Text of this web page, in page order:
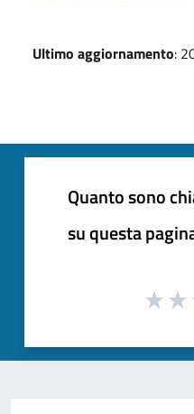
Ultimo aggiornamento:
Quanto sono
su questa